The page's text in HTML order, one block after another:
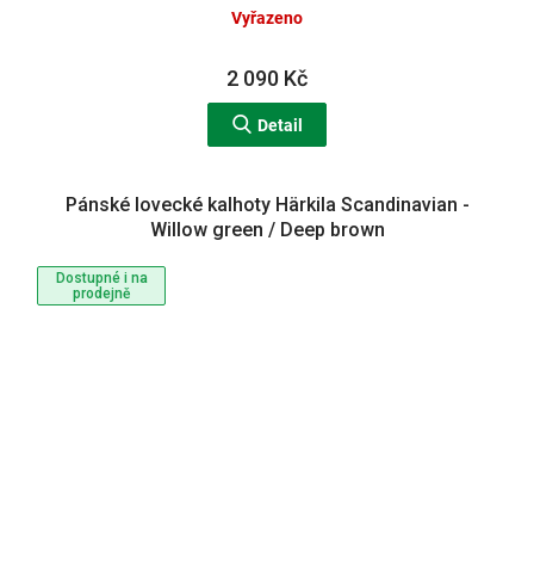
Vyřazeno
2 090 Kč
Detail
Dostupné i na
prodejně
Pánské lovecké kalhoty Härkila Scandinavian -
Willow green / Deep brown